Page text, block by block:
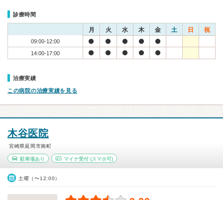
診療時間
月 火 水 木 金 土 日 祝
09:00-12:00
14:00-17:00
治療実績
この病院の治療実績を見る
木谷医院
宮崎県延岡市南町
駐車場あり マイナ受付(スマホ可)
土曜（〜12:00）